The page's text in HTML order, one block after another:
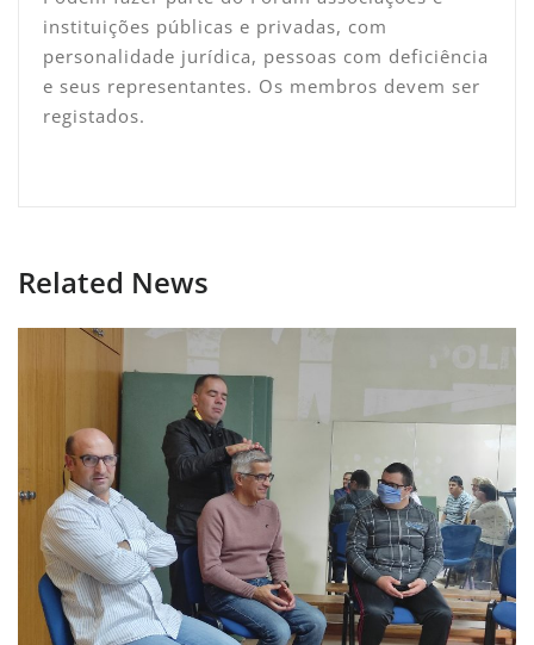
instituições públicas e privadas, com
personalidade jurídica, pessoas com deficiência
e seus representantes. Os membros devem ser
registados.
Related News